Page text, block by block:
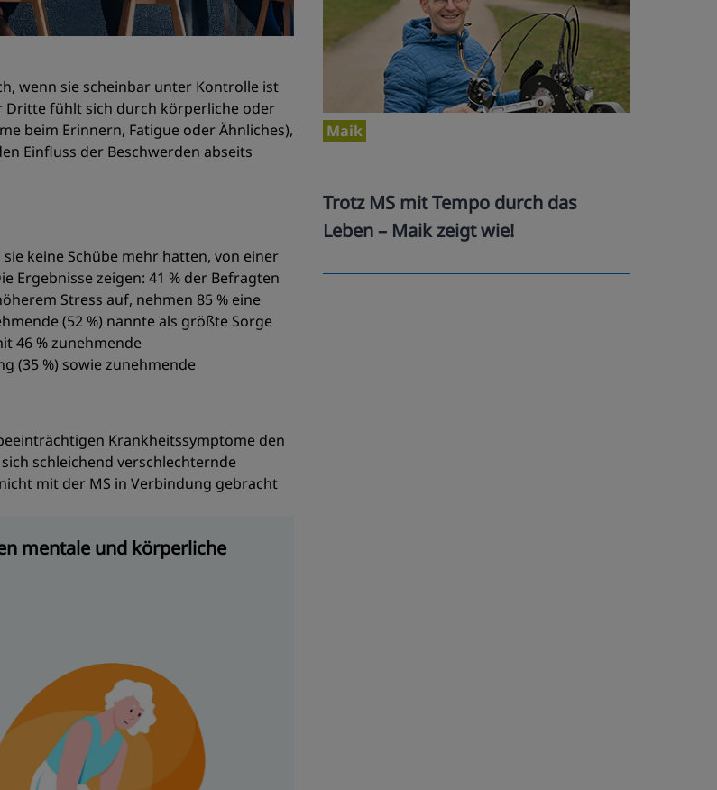
wenn sie scheinbar unter Kontrolle ist
Dritte fühlt sich durch körperliche oder
beim Erinnern, Fatigue oder Ähnliches),
Einfluss der Beschwerden abseits
keine Schübe mehr hatten, von einer
Ergebnisse zeigen: 41 % der Befragten
Stress auf, nehmen 85 % eine
(52 %) nannte als größte Sorge
46 % zunehmende
(35 %) sowie zunehmende
Krankheitssymptome den
schleichend verschlechternde
mit der MS in Verbindung gebracht
mentale und körperliche
Maik
Trotz MS mit Tempo durch das
Leben – Maik zeigt wie!